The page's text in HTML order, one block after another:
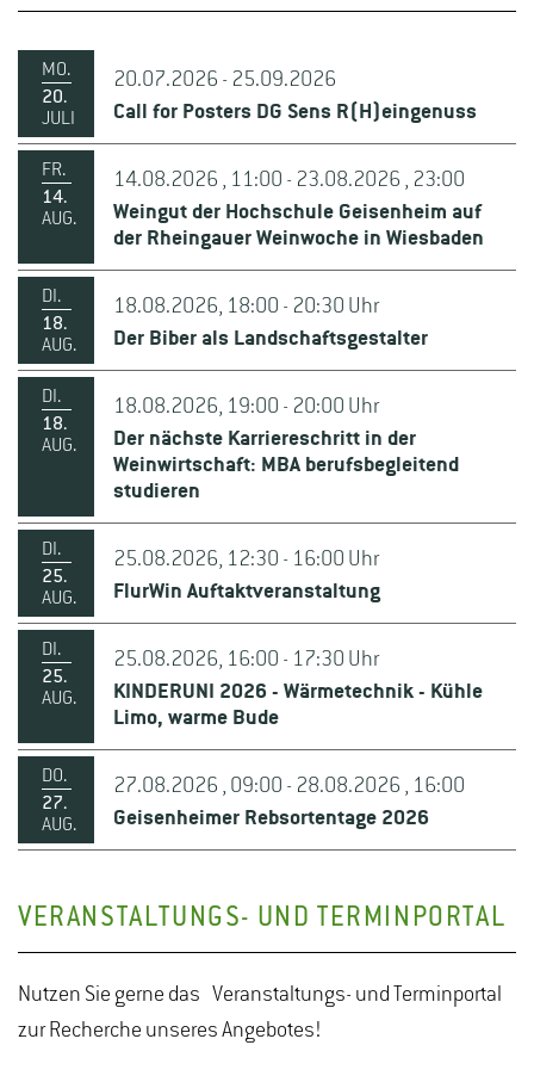
MO.
20.
JULI
20.07.2026 - 25.09.2026
Call for Posters DG Sens R(H)eingenuss
FR.
14.
AUG.
14.08.2026 , 11:00 - 23.08.2026 , 23:00
Weingut der Hochschule Geisenheim auf
der Rheingauer Weinwoche in Wiesbaden
DI.
18.
AUG.
18.08.2026, 18:00 - 20:30 Uhr
Der Biber als Landschaftsgestalter
DI.
18.
AUG.
18.08.2026, 19:00 - 20:00 Uhr
Der nächste Karriereschritt in der
Weinwirtschaft: MBA berufsbegleitend
studieren
DI.
25.
AUG.
25.08.2026, 12:30 - 16:00 Uhr
FlurWin Auftaktveranstaltung
DI.
25.
AUG.
25.08.2026, 16:00 - 17:30 Uhr
KINDERUNI 2026 - Wärmetechnik - Kühle
Limo, warme Bude
DO.
27.
AUG.
27.08.2026 , 09:00 - 28.08.2026 , 16:00
Geisenheimer Rebsortentage 2026
VERANSTALTUNGS- UND TERMINPORTAL
Nutzen Sie gerne das Veranstaltungs- und Terminportal
zur Recherche unseres Angebotes!